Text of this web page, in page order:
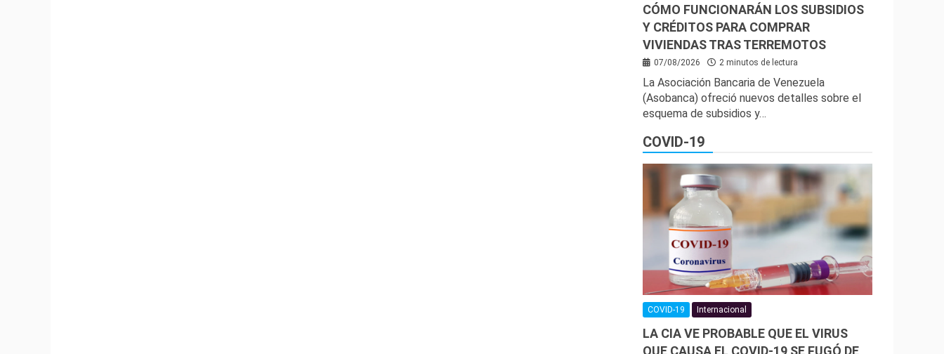
CÓMO FUNCIONARÁN LOS SUBSIDIOS
Y CRÉDITOS PARA COMPRAR
VIVIENDAS TRAS TERREMOTOS
07/08/2026 2 minutos de lectura
La Asociación Bancaria de Venezuela
(Asobanca) ofreció nuevos detalles sobre el
esquema de subsidios y…
COVID-19
COVID-19 Internacional
LA CIA VE PROBABLE QUE EL VIRUS